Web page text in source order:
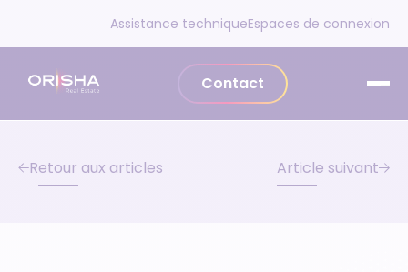
Assistance techniqueEspaces de connexion
Contact
Retour aux articles Article suivant